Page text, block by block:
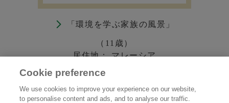
「環境を学ぶ家族の風景」
（11歳）
居住地： マレーシア
Cookie preference
We use cookies to improve your experience on our website,
to personalise content and ads, and to analyse our traffic.